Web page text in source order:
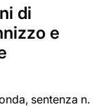
di
e
sentenza n.